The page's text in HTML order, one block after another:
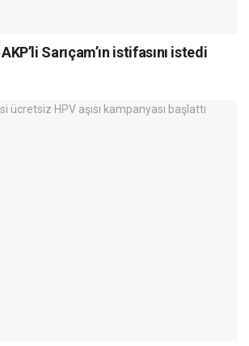
Sarıçam’ın istifasını istedi